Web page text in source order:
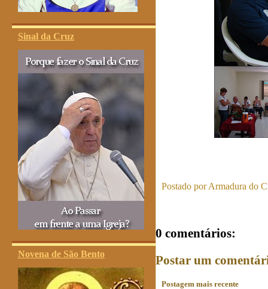
Sinal da Cruz
Novena de São Bento
Postado porArmadura do
0 comentários:
Postar um
Postagem mais recente